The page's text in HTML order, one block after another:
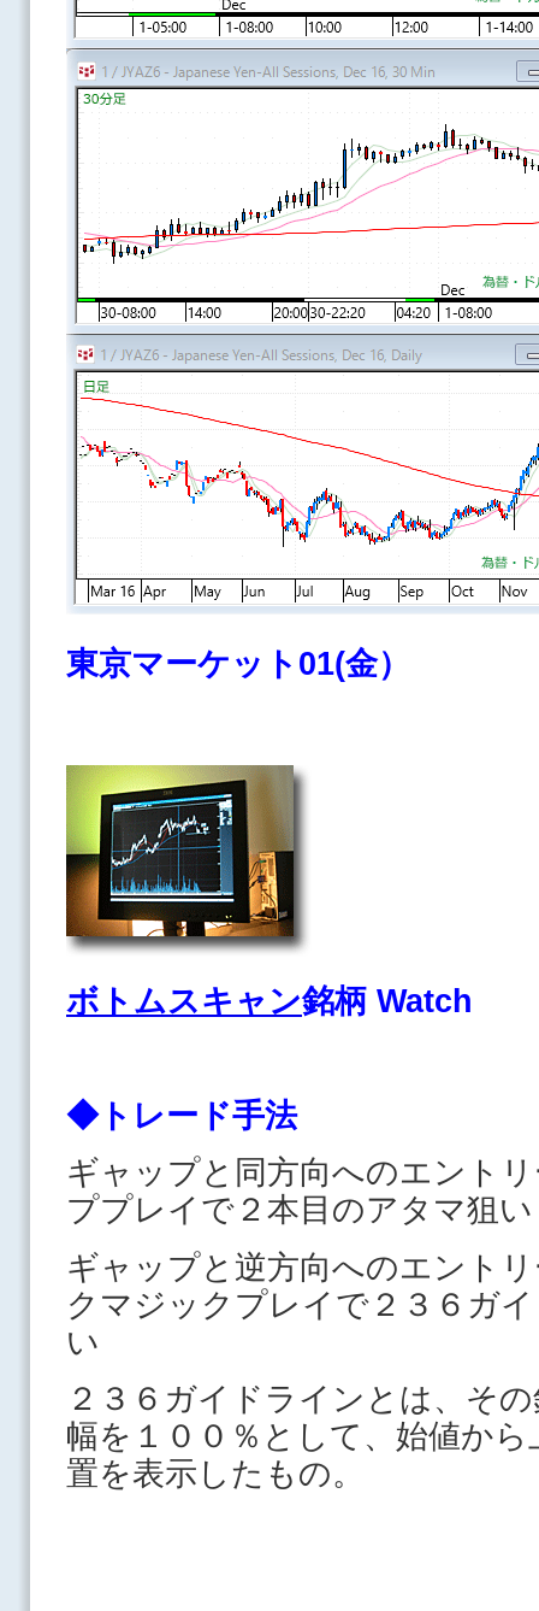
東京マーケット01(金）
ボトムスキャン銘柄 Watch
◆トレード手法
ギャップと同方向へのエン
ププレイで２本目のアタマ狙い
ギャップと逆方向へのエン
クマジックプレイで２３６ガ
い
２３６ガイドラインとは、そ
幅を１００％として、始値か
置を表示したもの。